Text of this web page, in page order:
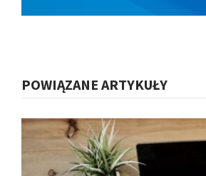
POWIĄZANE ARTYKUŁY